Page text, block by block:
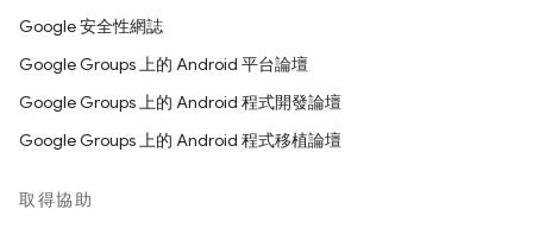
Google 安全性網誌
Google Groups 上的 Android 平台論壇
Google Groups 上的 Android 程式開發論壇
Google Groups 上的 Android 程式移植論壇
取得協助